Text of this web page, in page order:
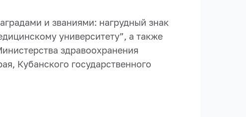
и званиями: нагрудный знак
университету”, а также
здравоохранения
Кубанского государственного